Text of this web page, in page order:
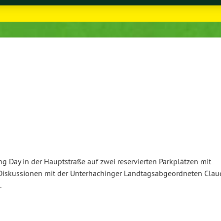
Day in der Haupt­stra­ße auf zwei re­ser­vier­ten Park­plät­zen mit
mit der Un­ter­ha­chin­ger Land­tags­ab­ge­ord­ne­ten